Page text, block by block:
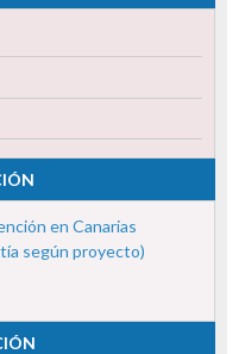
en Canarias
según proyecto)